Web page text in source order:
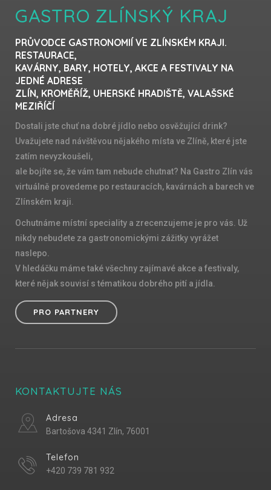
GASTRO ZLÍNSKÝ KRAJ
PRŮVODCE GASTRONOMIÍ VE ZLÍNSKÉM KRAJI.
RESTAURACE,
KAVÁRNY, BARY, HOTELY, AKCE A FESTIVALY NA
JEDNÉ ADRESE
ZLÍN, KROMĚŘÍŽ, UHERSKÉ HRADIŠTĚ, VALAŠSKÉ
MEZIŘÍČÍ
Dostali jste chuť na dobré jídlo nebo osvěžující drink?
Uvažujete nad návštěvou nějakého místa ve Zlíně, které jste
zatím nevyzkoušeli,
ale bojíte se, že vám tam nebude chutnat? Na Gastro Zlín vás
virtuálně provedeme po restauracích, kavárnách a barech ve
Zlínském kraji.
Ochutnáme místní speciality a zrecenzujeme je pro vás. Už
nikdy nebudete za gastronomickými zážitky vyrážet
naslepo.
V hledáčku máme také všechny zajímavé akce a festivaly,
které nějak souvisí s tématikou dobrého pití a jídla.
PRO PARTNERY
KONTAKTUJTE NÁS
Adresa
Bartošova 4341 Zlín, 76001
Telefon
+420 739 781 932